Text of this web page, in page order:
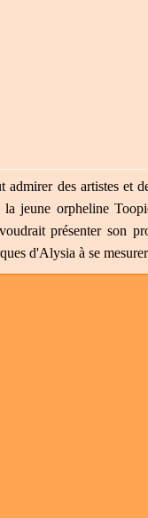
des artistes et
jeune orpheline
présenter son
d'Alysia à se